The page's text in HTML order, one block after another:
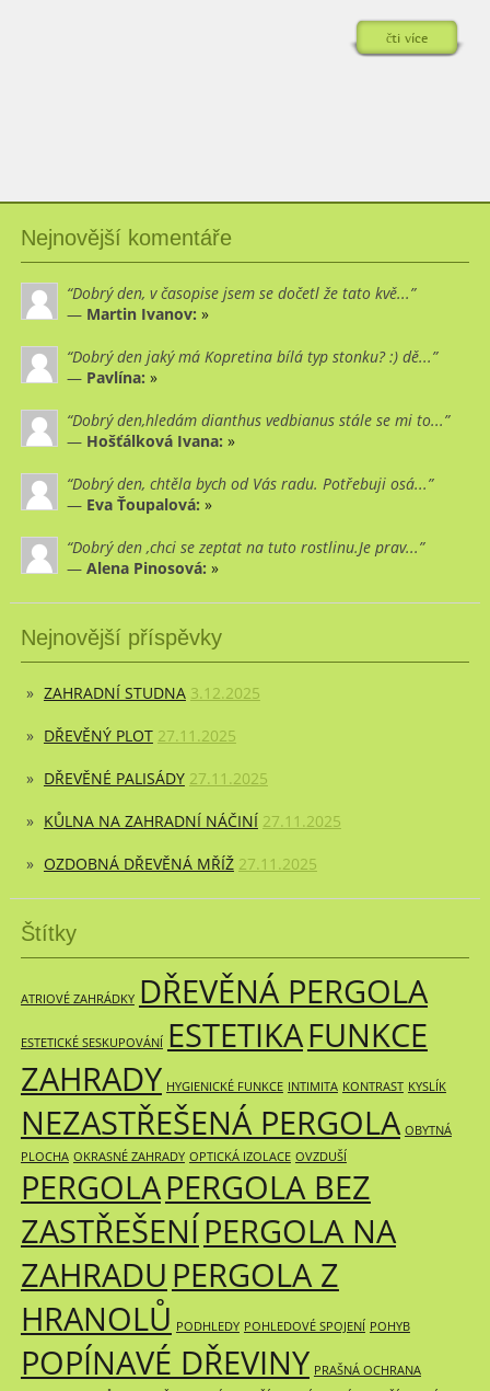
čti více
Nejnovější komentáře
Dobrý den, v časopise jsem se dočetl že tato kvě...
— Martin Ivanov: »
Dobrý den jaký má Kopretina bílá typ stonku? :) dě...
— Pavlína: »
Dobrý den,hledám dianthus vedbianus stále se mi to...
— Hošťálková Ivana: »
Dobrý den, chtěla bych od Vás radu. Potřebuji osá...
— Eva Ťoupalová: »
Dobrý den ,chci se zeptat na tuto rostlinu.Je prav...
— Alena Pinosová: »
Nejnovější příspěvky
ZAHRADNÍ STUDNA 3.12.2025
DŘEVĚNÝ PLOT 27.11.2025
DŘEVĚNÉ PALISÁDY 27.11.2025
KŮLNA NA ZAHRADNÍ NÁČINÍ 27.11.2025
OZDOBNÁ DŘEVĚNÁ MŘÍŽ 27.11.2025
Štítky
ATRIOVÉ ZAHRÁDKY DŘEVĚNÁ PERGOLA
ESTETICKÉ SESKUPOVÁNÍ ESTETIKAFUNKCE
ZAHRADY HYGIENICKÉ FUNKCE INTIMITA KONTRAST KYSLÍK
NEZASTŘEŠENÁ PERGOLA OBYTNÁ
PLOCHA OKRASNÉ ZAHRADY OPTICKÁ IZOLACE OVZDUŠÍ
PERGOLAPERGOLA BEZ
ZASTŘEŠENÍPERGOLA NA
ZAHRADU PERGOLA Z
HRANOLŮ PODHLEDY POHLEDOVÉ SPOJENÍ POHYB
POPÍNAVÉ DŘEVINY PRAŠNÁ OCHRANA